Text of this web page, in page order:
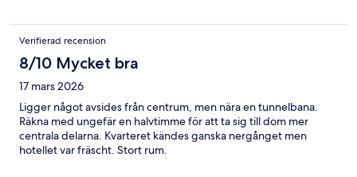
Verifierad recension
8/10 Mycket bra
17 mars 2026
Ligger något avsides från centrum, men nära en tunnelbana.
Räkna med ungefär en halvtimme för att ta sig till dom mer
centrala delarna. Kvarteret kändes ganska nergånget men
hotellet var fräscht. Stort rum.